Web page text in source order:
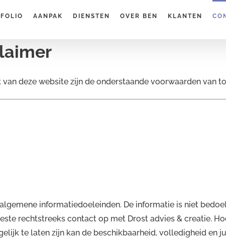
AANPAK DIENSTEN OVER BEN KLANTEN
deze website zijn de onderstaande voorwaarden van
informatiedoeleinden. De informatie is niet
rechtstreeks contact op met Drost advies & creatie.
te laten zijn kan de beschikbaarheid, volledigheid en